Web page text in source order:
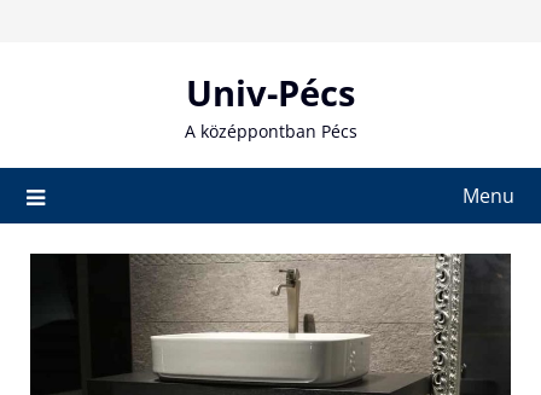
Univ-Pécs
A középpontban Pécs
Menu